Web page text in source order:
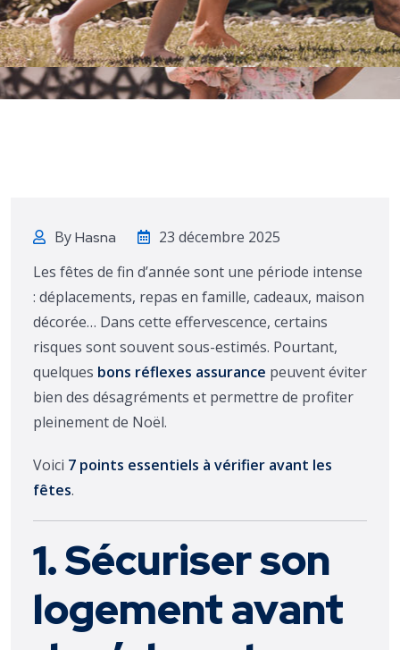
ByHasna
23 décembre 2025
Les fêtes de fin d’année sont une période intense
: déplacements, repas en famille, cadeaux, maison
décorée… Dans cette effervescence, certains
risques sont souvent sous-estimés. Pourtant,
quelques bons réflexes assurance peuvent éviter
bien des désagréments et permettre de profiter
pleinement de Noël.
Voici 7 points essentiels à vérifier avant les
fêtes.
1. Sécuriser son
logement avant